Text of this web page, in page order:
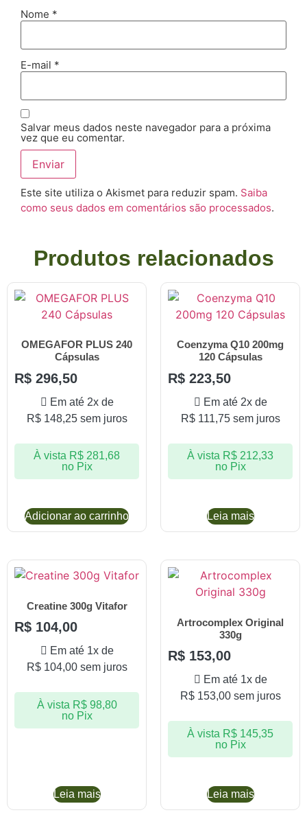
Nome *
E-mail *
Salvar meus dados neste navegador para a próxima
vez que eu comentar.
Este site utiliza o Akismet para reduzir spam. Saiba
como seus dados em comentários são processados.
Produtos relacionados
OMEGAFOR PLUS 240
Cápsulas
R$ 296,50
Em até 2x de
R$148,25sem juros
À vista R$ 281,68
no Pix
Adicionar ao carrinho
Coenzyma Q10 200mg
120 Cápsulas
R$ 223,50
Em até 2x de
R$111,75sem juros
À vista R$ 212,33
no Pix
Leia mais
Creatine 300g Vitafor
R$ 104,00
Em até 1x de
R$104,00sem juros
À vista R$98,80
no Pix
Leia mais
Artrocomplex Original
330g
R$ 153,00
Em até 1x de
R$153,00sem juros
À vista R$ 145,35
no Pix
Leia mais